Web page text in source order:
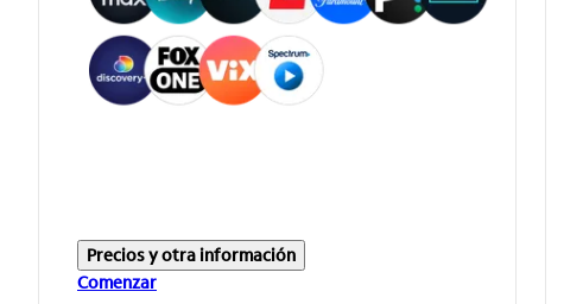
Precios y otra información
Comenzar